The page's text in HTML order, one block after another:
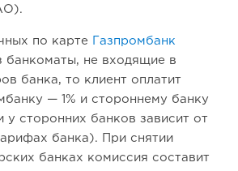
по карте
Газпромбанк
банкоматы, не входящие в
банка, то клиент оплатит
— 1% и стороннему банку
у сторонних банков зависит от
банка). При снятии
банках комиссия составит